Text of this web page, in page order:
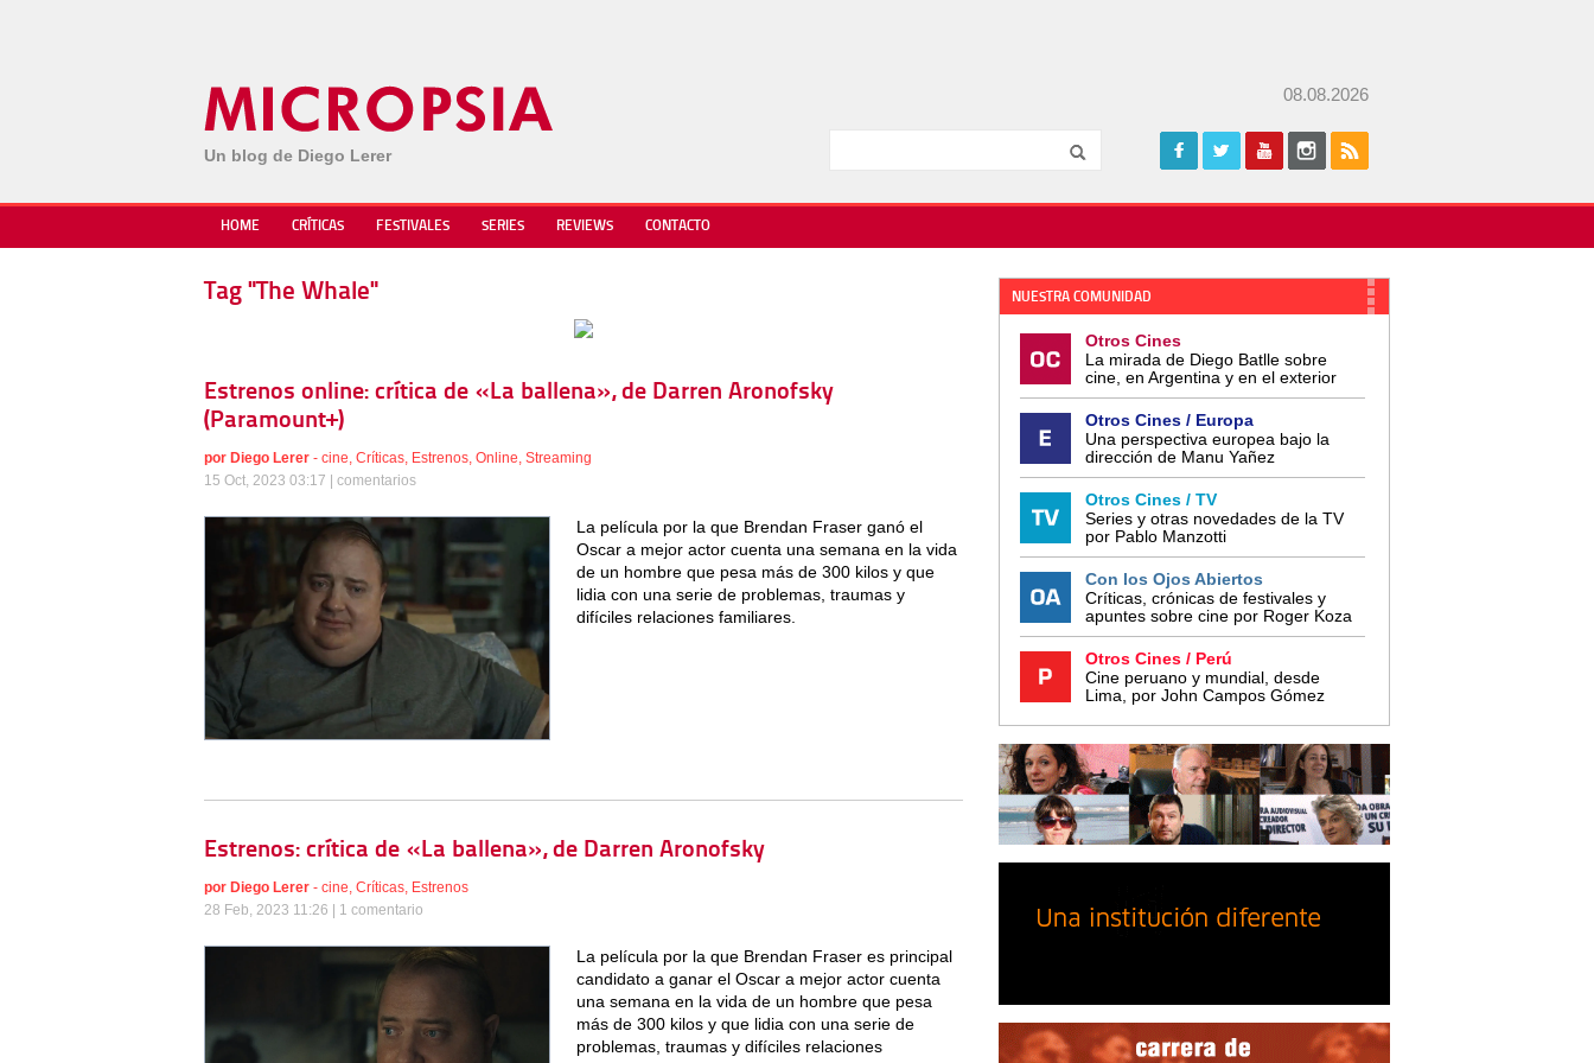
Un blog de Diego Lerer
08.08.2026
HOME CRÍTICAS FESTIVALES SERIES REVIEWS CONTACTO
Tag "The Whale"
Estrenos online: crítica de «La ballena», de Darren Aronofsky
(Paramount+)
por Diego Lerer - cine, Críticas, Estrenos, Online, Streaming
15 Oct, 2023 03:17 | comentarios
La película por la que Brendan Fraser ganó el
Oscar a mejor actor cuenta una semana en la vida
de un hombre que pesa más de 300 kilos y que
lidia con una serie de problemas, traumas y
difíciles relaciones familiares.
Estrenos: crítica de «La ballena», de Darren Aronofsky
por Diego Lerer - cine, Críticas, Estrenos
28 Feb, 2023 11:26 | 1 comentario
La película por la que Brendan Fraser es principal
candidato a ganar el Oscar a mejor actor cuenta
una semana en la vida de un hombre que pesa
más de 300 kilos y que lidia con una serie de
problemas, traumas y difíciles relaciones
NUESTRA COMUNIDAD
Otros Cines
La mirada de Diego Batlle sobre
cine, en Argentina y en el exterior
Otros Cines / Europa
Una perspectiva europea bajo la
dirección de Manu Yañez
Otros Cines / TV
Series y otras novedades de la TV
por Pablo Manzotti
Con los Ojos Abiertos
Críticas, crónicas de festivales y
apuntes sobre cine por Roger Koza
Otros Cines / Perú
Cine peruano y mundial, desde
Lima, por John Campos Gómez